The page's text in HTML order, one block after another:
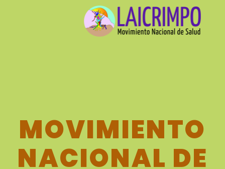
MOVIMIENTO
NACIONAL DE